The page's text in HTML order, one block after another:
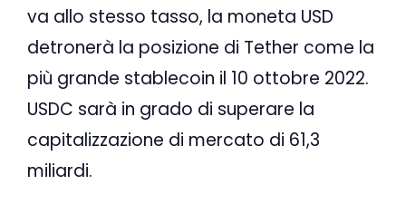
va allo stesso tasso, la moneta USD
detronerà la posizione di Tether come la
più grande stablecoin il 10 ottobre 2022.
USDC sarà in grado di superare la
capitalizzazione di mercato di 61,3
miliardi.